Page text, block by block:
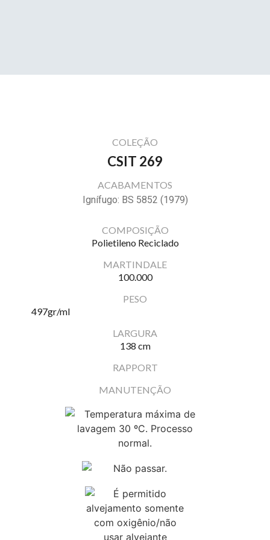
COLEÇÃO
CSIT 269
ACABAMENTOS
Ignífugo: BS 5852 (1979)
COMPOSIÇÃO
Polietileno Reciclado
MARTINDALE
100.000
PESO
497gr/ml
LARGURA
138 cm
RAPPORT
MANUTENÇÃO